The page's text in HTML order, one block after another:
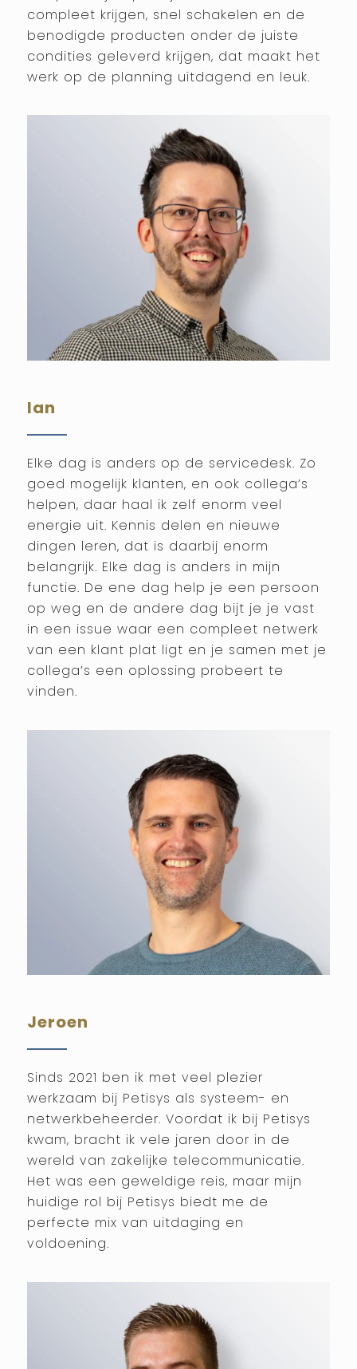
compleet krijgen, snel schakelen en de
benodigde producten onder de juiste
condities geleverd krijgen, dat maakt het
werk op de planning uitdagend en leuk.
Ian
Elke dag is anders op de servicedesk. Zo
goed mogelijk klanten, en ook collega’s
helpen, daar haal ik zelf enorm veel
energie uit. Kennis delen en nieuwe
dingen leren, dat is daarbij enorm
belangrijk. Elke dag is anders in mijn
functie. De ene dag help je een persoon
op weg en de andere dag bijt je je vast
in een issue waar een compleet netwerk
van een klant plat ligt en je samen met je
collega’s een oplossing probeert te
vinden.
Jeroen
Sinds 2021 ben ik met veel plezier
werkzaam bij Petisys als systeem- en
netwerkbeheerder. Voordat ik bij Petisys
kwam, bracht ik vele jaren door in de
wereld van zakelijke telecommunicatie.
Het was een geweldige reis, maar mijn
huidige rol bij Petisys biedt me de
perfecte mix van uitdaging en
voldoening.